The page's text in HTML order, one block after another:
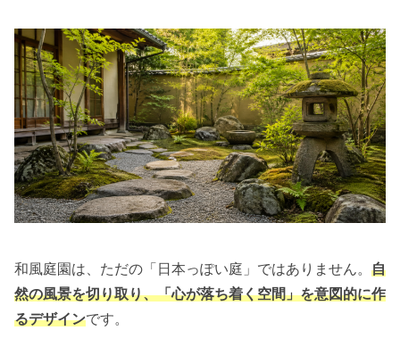
和風庭園は、ただの「日本っぽい庭」ではありません。 自
然の風景を切り取り、「心が落ち着く空間」を意図的に作
るデザインです。